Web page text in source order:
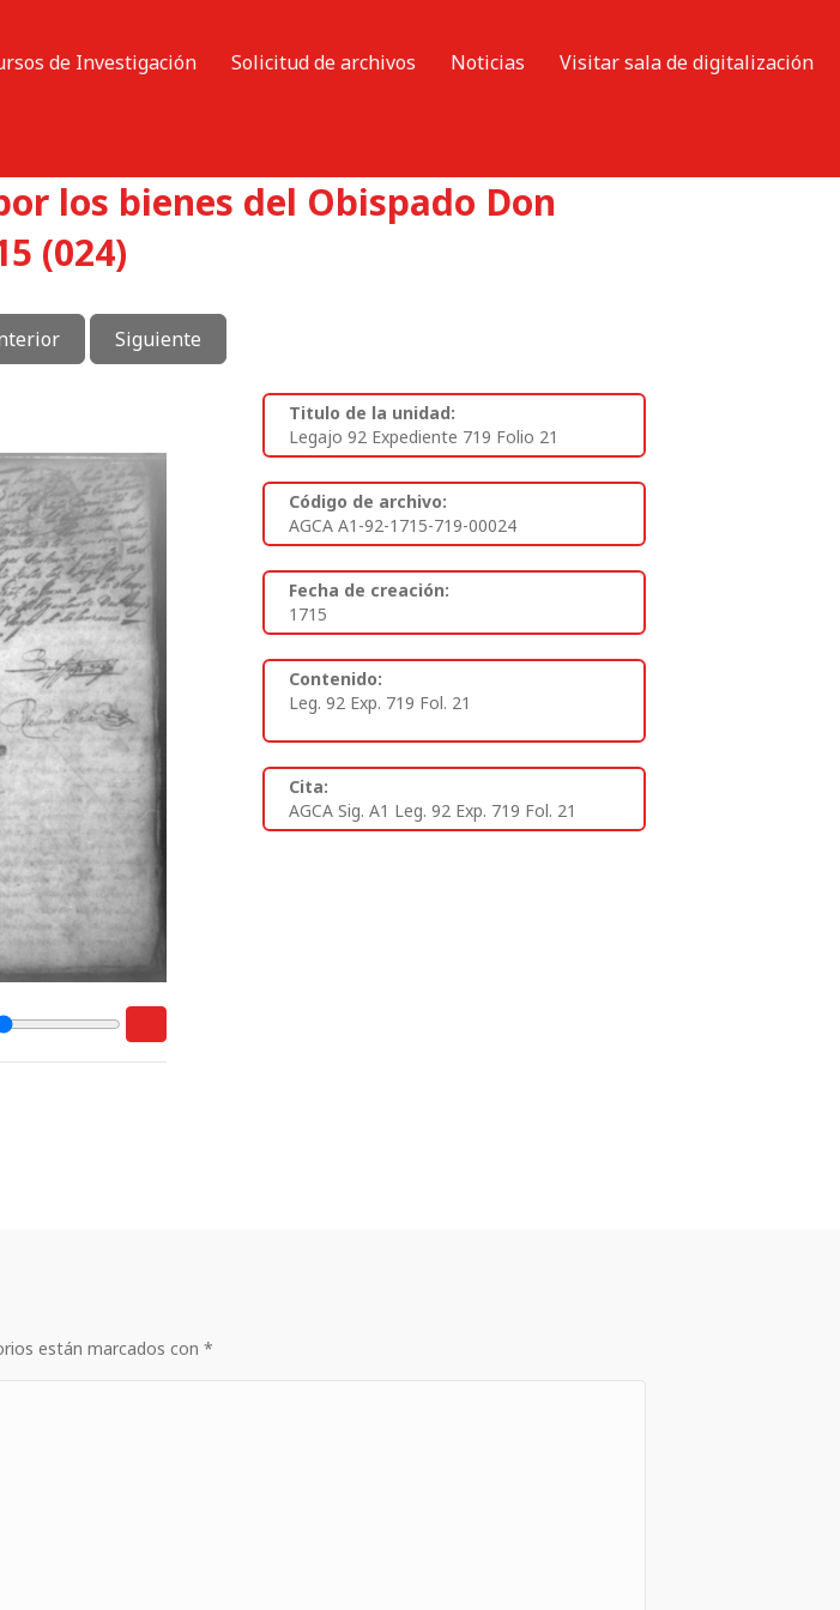
de Investigación Solicitud de archivos Noticias
Visitar sala de digitalización
los bienes del Obispado Don
(024)
Siguiente
Titulo de la unidad:
Legajo 92 Expediente 719 Folio 21
Código de archivo:
AGCA A1-92-1715-719-00024
Fecha de creación:
1715
Contenido:
Leg. 92 Exp. 719 Fol. 21
Cita:
AGCA Sig. A1 Leg. 92 Exp. 719 Fol. 21
están marcados con *